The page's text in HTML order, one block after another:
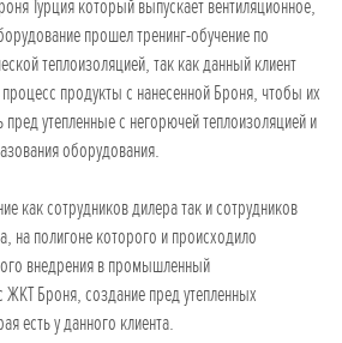
Турция который выпускает вентиляционное,
прошел тренинг-обучение по
теплоизоляцией, так как данный клиент
продукты с нанесенной Броня, чтобы их
утепленные с негорючей теплоизоляцией и
оборудования.
как сотрудников дилера так и сотрудников
на полигоне которого и происходило
внедрения в промышленный
Броня, создание пред утепленных
есть у данного клиента.